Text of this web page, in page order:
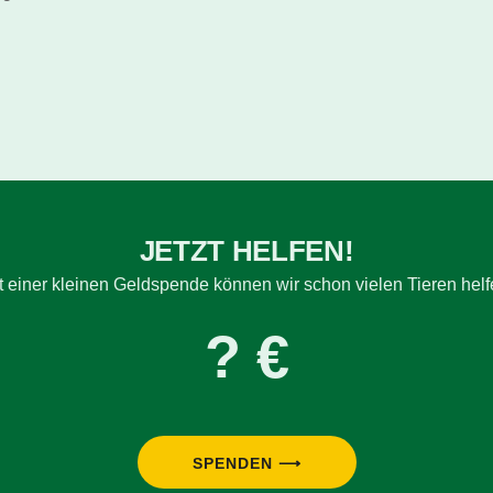
JETZT HELFEN!
einer kleinen Geldspende können wir schon vielen Tieren
? €
SPENDEN ⟶